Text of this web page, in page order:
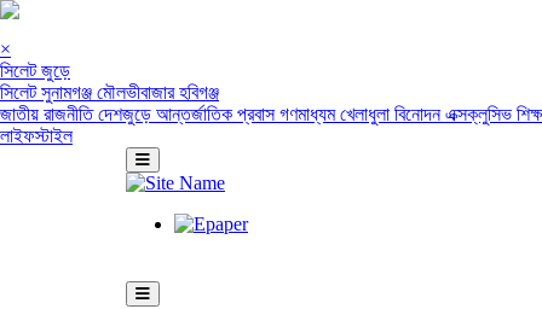
×
সিলেট জুড়ে
সিলেটসুনামগঞ্জ মৌলভীবাজারহবিগঞ্জ
জাতীয় রাজনীতিদেশজুড়ে আন্তর্জাতিক প্রবাসগণমাধ্যমখেলাধুলা বিনোদনএক্সক্লুসিভ
লাইফস্টাইল